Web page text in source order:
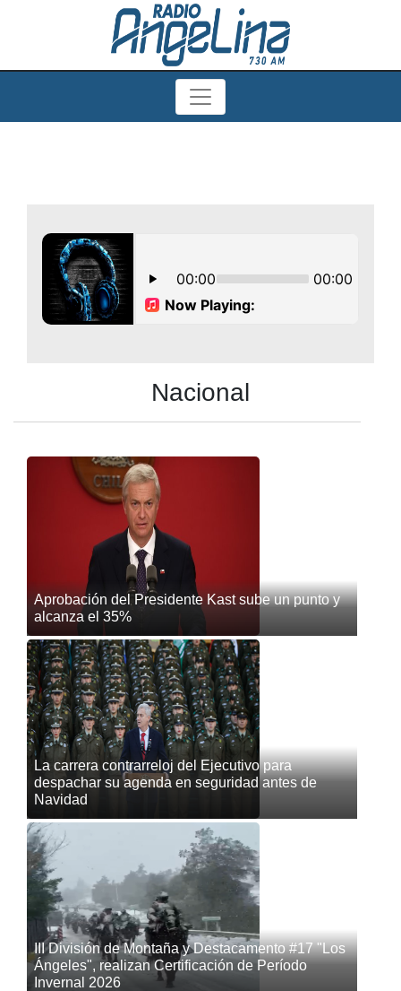
Nacional
Aprobación del Presidente Kast sube un punto y
alcanza el 35%
La carrera contrarreloj del Ejecutivo para
despachar su agenda en seguridad antes de
Navidad
III División de Montaña y Destacamento #17 "Los
Ángeles", realizan Certificación de Período
Invernal 2026